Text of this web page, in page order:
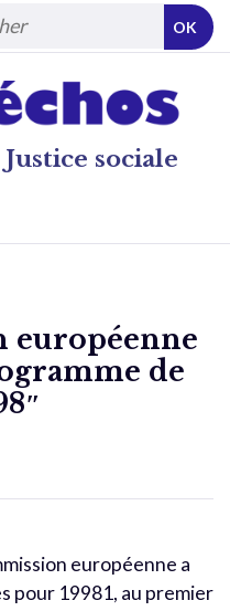
sociale
OK
européenne
de
européenne a
pour 19981, au premier